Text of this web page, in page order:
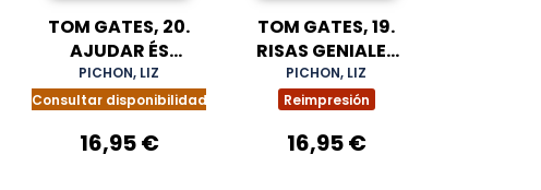
TOM GATES, 20.
AJUDAR ÉS
GENIAL (DE
VEGADES)
PICHON, LIZ
Consultar disponibilidad
16,95 €
TOM GATES, 19.
RISAS GENIALES
(PORQUE SÍ)
PICHON, LIZ
Reimpresión
16,95 €